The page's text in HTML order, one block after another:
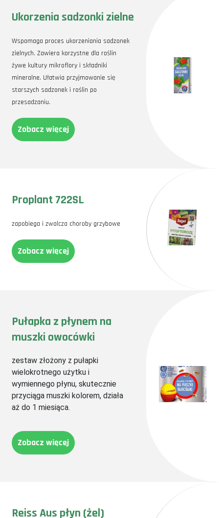
Ukorzenia sadzonki zielne
Wspomaga proces ukorzeniania sadzonek
zielnych. Zawiera korzystne dla roślin
żywe kultury mikroflory i składniki
mineralne. Ułatwia przyjmowanie się
starszych sadzonek i roślin po
przesadzaniu.
Zobacz więcej
Proplant 722SL
zapobiega i zwalcza choroby grzybowe
Zobacz więcej
Pułapka z płynem na
muszki owocówki
zestaw złożony z pułapki
wielokrotnego użytku i
wymiennego płynu, skutecznie
przyciąga muszki kolorem, działa
aż do 1 miesiąca.
Zobacz więcej
Reiss Aus płyn (żel)